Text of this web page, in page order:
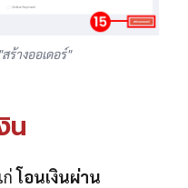
ร้างออเดอร์"
น
ก่โอนเงินผ่าน